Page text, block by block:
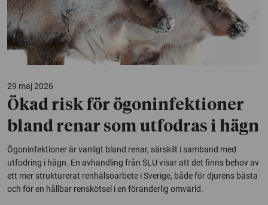
29 maj 2026
Ökad risk för ögoninfektioner
bland renar som utfodras i hägn
Ögoninfektioner är vanligt bland renar, särskilt i samband med
utfodring i hägn. En avhandling från SLU visar att det finns behov av
ett mer strukturerat renhälsoarbete i Sverige, både för djurens bästa
och för en hållbar renskötsel i en föränderlig omvärld.